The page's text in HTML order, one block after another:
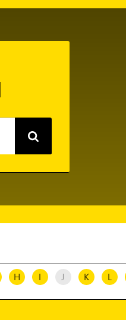
H I J K L